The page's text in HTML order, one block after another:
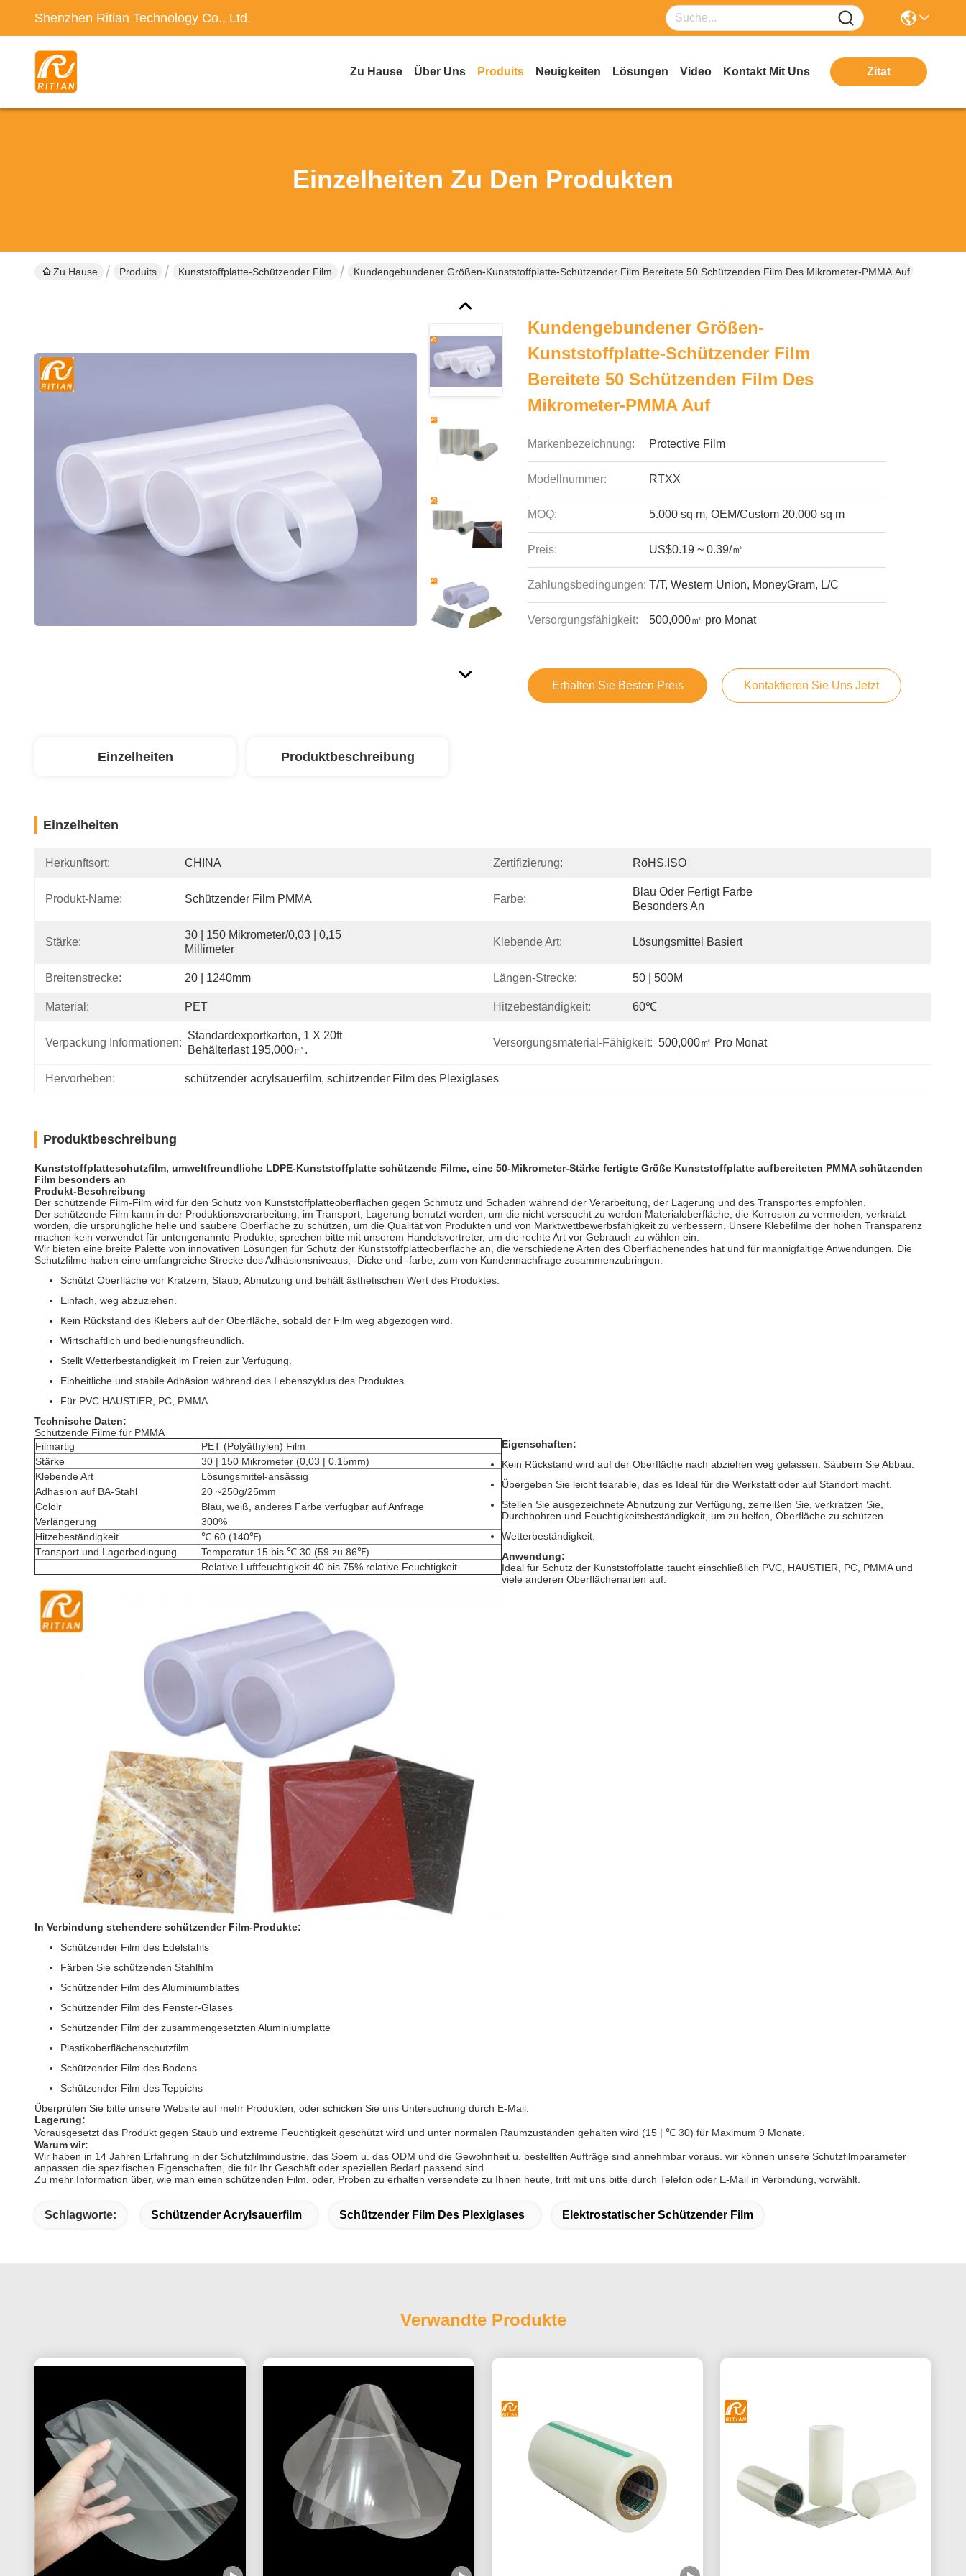
Shenzhen Ritian Technology Co., Ltd.
Zu Hause Über Uns Produits Neuigkeiten Lösungen Video Kontakt Mit Uns Zitat
Einzelheiten Zu Den Produkten
Zu Hause Produits Kunststoffplatte-Schützender Film Kundengebundener Größen-Kunststoffplatte-Schützender Film Bereitete 50 Schützenden Film Des Mikrometer-PMMA Auf
Kundengebundener Größen-
Kunststoffplatte-Schützender Film
Bereitete 50 Schützenden Film Des
Mikrometer-PMMA Auf
Markenbezeichnung: Protective Film
Modellnummer: RTXX
MOQ: 5.000 sq m, OEM/Custom 20.000 sq m
Preis: US$0.19 ~ 0.39/㎡
Zahlungsbedingungen: T/T, Western Union, MoneyGram, L/C
Versorgungsfähigkeit: 500,000㎡ pro Monat
Erhalten Sie Besten Preis Kontaktieren Sie Uns Jetzt
Einzelheiten Produktbeschreibung
Einzelheiten
Herkunftsort: CHINA Zertifizierung: RoHS,ISO
Produkt-Name: Schützender Film PMMA Farbe:
Blau Oder Fertigt Farbe
Besonders An
Stärke:
30 | 150 Mikrometer/0,03 | 0,15
Millimeter
Klebende Art: Lösungsmittel Basiert
Breitenstrecke: 20 | 1240mm Längen-Strecke: 50 | 500M
Material: PET Hitzebeständigkeit: 60℃
Verpackung Informationen:
Standardexportkarton, 1 X 20ft
Behälterlast 195,000㎡.
Versorgungsmaterial-Fähigkeit: 500,000㎡ Pro Monat
Hervorheben: schützender acrylsauerfilm, schützender Film des Plexiglases
Produktbeschreibung
Kunststoffplatteschutzfilm, umweltfreundliche LDPE-Kunststoffplatte schützende Filme, eine 50-Mikrometer-Stärke fertigte Größe Kunststoffplatte aufbereiteten PMMA schützenden
Film besonders an
Produkt-Beschreibung
Der schützende Film-Film wird für den Schutz von Kunststoffplatteoberflächen gegen Schmutz und Schaden während der Verarbeitung, der Lagerung und des Transportes empfohlen.
Der schützende Film kann in der Produktionsverarbeitung, im Transport, Lagerung benutzt werden, um die nicht verseucht zu werden Materialoberfläche, die Korrosion zu vermeiden, verkratzt
worden, die ursprüngliche helle und saubere Oberfläche zu schützen, um die Qualität von Produkten und von Marktwettbewerbsfähigkeit zu verbessern. Unsere Klebefilme der hohen Transparenz
machen kein verwendet für untengenannte Produkte, sprechen bitte mit unserem Handelsvertreter, um die rechte Art vor Gebrauch zu wählen ein.
Wir bieten eine breite Palette von innovativen Lösungen für Schutz der Kunststoffplatteoberfläche an, die verschiedene Arten des Oberflächenendes hat und für mannigfaltige Anwendungen. Die
Schutzfilme haben eine umfangreiche Strecke des Adhäsionsniveaus, -Dicke und -farbe, zum von Kundennachfrage zusammenzubringen.
Schützt Oberfläche vor Kratzern, Staub, Abnutzung und behält ästhetischen Wert des Produktes.
Einfach, weg abzuziehen.
Kein Rückstand des Klebers auf der Oberfläche, sobald der Film weg abgezogen wird.
Wirtschaftlich und bedienungsfreundlich.
Stellt Wetterbeständigkeit im Freien zur Verfügung.
Einheitliche und stabile Adhäsion während des Lebenszyklus des Produktes.
Für PVC HAUSTIER, PC, PMMA
Technische Daten:
Schützende Filme für PMMA
Filmartig
PET (Polyäthylen) Film
Stärke
30 | 150 Mikrometer (0,03 | 0.15mm)
Klebende Art
Lösungsmittel-ansässig
Adhäsion auf BA-Stahl
20 ~250g/25mm
Cololr
Blau, weiß, anderes Farbe verfügbar auf Anfrage
Verlängerung
300%
Hitzebeständigkeit
℃ 60 (140℉)
Transport und Lagerbedingung
Temperatur 15 bis ℃ 30 (59 zu 86℉)
Relative Luftfeuchtigkeit 40 bis 75% relative Feuchtigkeit
Eigenschaften:
Kein Rückstand wird auf der Oberfläche nach abziehen weg gelassen. Säubern Sie Abbau.
Übergeben Sie leicht tearable, das es Ideal für die Werkstatt oder auf Standort macht.
Stellen Sie ausgezeichnete Abnutzung zur Verfügung, zerreißen Sie, verkratzen Sie,
Durchbohren und Feuchtigkeitsbeständigkeit, um zu helfen, Oberfläche zu schützen.
Wetterbeständigkeit.
Anwendung:
Ideal für Schutz der Kunststoffplatte taucht einschließlich PVC, HAUSTIER, PC, PMMA und
viele anderen Oberflächenarten auf.
In Verbindung stehendere schützender Film-Produkte:
Schützender Film des Edelstahls
Färben Sie schützenden Stahlfilm
Schützender Film des Aluminiumblattes
Schützender Film des Fenster-Glases
Schützender Film der zusammengesetzten Aluminiumplatte
Plastikoberflächenschutzfilm
Schützender Film des Bodens
Schützender Film des Teppichs
Überprüfen Sie bitte unsere Website auf mehr Produkten, oder schicken Sie uns Untersuchung durch E-Mail.
Lagerung:
Vorausgesetzt das Produkt gegen Staub und extreme Feuchtigkeit geschützt wird und unter normalen Raumzuständen gehalten wird (15 | ℃ 30) für Maximum 9 Monate.
Warum wir:
Wir haben in 14 Jahren Erfahrung in der Schutzfilmindustrie, das Soem u. das ODM und die Gewohnheit u. bestellten Aufträge sind annehmbar voraus. wir können unsere Schutzfilmparameter
anpassen die spezifischen Eigenschaften, die für Ihr Geschäft oder speziellen Bedarf passend sind.
Zu mehr Information über, wie man einen schützenden Film, oder, Proben zu erhalten versendete zu Ihnen heute, tritt mit uns bitte durch Telefon oder E-Mail in Verbindung, vorwählt.
Schlagworte: Schützender Acrylsauerfilm Schützender Film Des Plexiglases Elektrostatischer Schützender Film
Verwandte Produkte